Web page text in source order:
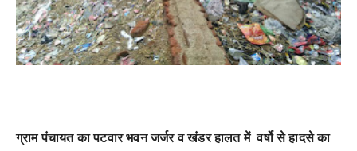
ग्राम पंचायत का पटवार भवन जर्जर व खंडर हालत में वर्षो से हादसे का